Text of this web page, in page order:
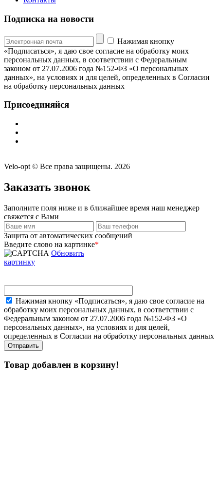
Подписка на новости
Нажимая кнопку
«Подписаться», я даю свое согласие на обработку моих
персональных данных, в соответствии с Федеральным
законом от 27.07.2006 года №152-ФЗ «О персональных
данных», на условиях и для целей, определенных в Согласии
на обработку персональных данных
Присоединяйся
Velo-opt © Все права защищены. 2026
Заказать звонок
Заполните поля ниже и в ближайшее время наш менеджер
свяжется с Вами
Защита от автоматических сообщений
Введите слово на картинке*
Обновить
картинку
Нажимая кнопку «Подписаться», я даю свое согласие на
обработку моих персональных данных, в соответствии с
Федеральным законом от 27.07.2006 года №152-ФЗ «О
персональных данных», на условиях и для целей,
определенных в Согласии на обработку персональных данных
Товар добавлен в корзину!